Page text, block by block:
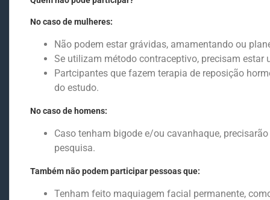
No caso de mulheres:
Não podem estar grávidas, amamentando ou
Se utilizam método contraceptivo, precisam
Partcipantes que fazem terapia de reposição
do estudo.
No caso de homens:
Caso tenham bigode e/ou cavanhaque,
pesquisa.
Também não podem participar pessoas que:
Tenham feito maquiagem facial permanente,